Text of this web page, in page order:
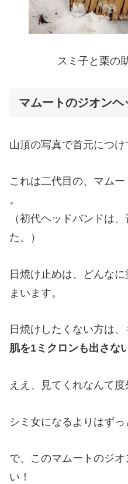
スミ子と栗の
マムートのジオンヘ
山頂の写真で首元につけ
これは二代目の、マムー
。
（初代ヘッドバンドは
た。）
日焼け止めは、どんな
まいます。
日焼けしたくない方は
肌を1ミクロンも出さな
ええ、見てくれなんて度
シミ女になるよりはずっ
で、このマムートのジ
い！